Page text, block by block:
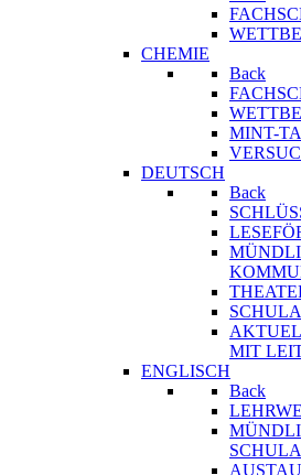
CHEMIE
Back
MINT-
DEUTSCH
Back
MIT
ENGLISCH
Back